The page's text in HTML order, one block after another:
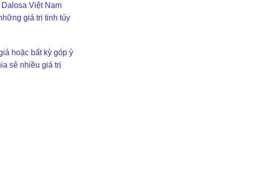
Việt Nam
giá trị tinh túy
hoặc bất kỳ góp ý
sẻ nhiều giá trị